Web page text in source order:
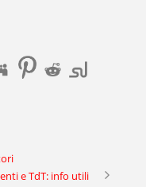
e TdT: info utili